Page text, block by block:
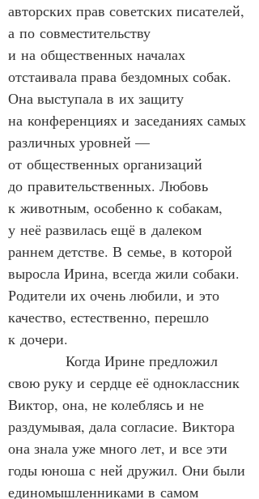
авторских прав советских писателей,
а по совместительству
и на общественных началах
отстаивала права бездомных собак.
Она выступала в их защиту
на конференциях и заседаниях самых
различных уровней —
от общественных организаций
до правительственных. Любовь
к животным, особенно к собакам,
у неё развилась ещё в далеком
раннем детстве. В семье, в которой
выросла Ирина, всегда жили собаки.
Родители их очень любили, и это
качество, естественно, перешло
к дочери.
Когда Ирине предложил
свою руку и сердце её одноклассник
Виктор, она, не колеблясь и не
раздумывая, дала согласие. Виктора
она знала уже много лет, и все эти
годы юноша с ней дружил. Они были
единомышленниками в самом